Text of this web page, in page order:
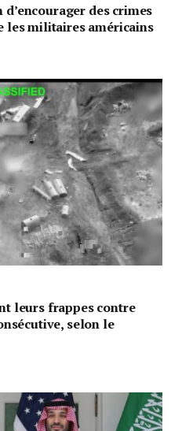
d’encourager des crimes
les militaires américains
leurs frappes contre
selon le